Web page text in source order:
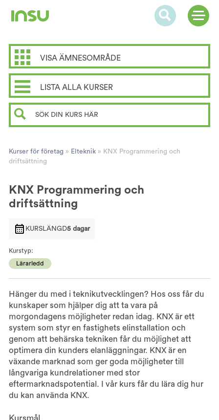
VISA ÄMNESOMRÅDE
LISTA ALLA KURSER
Kurser för företag » Elteknik» KNX Programmering och
driftsättning
KNX Programmering och
driftsättning
Kurstyp:
Lärarledd
KURSLÄNGD5 dagar
Hänger du med i teknikutvecklingen? Hos oss får du
kunskaper som hjälper dig att ta vara på
morgondagens möjligheter redan idag. KNX är ett
system som styr en fastighets elinstallation och
genom att behärska tekniken får du möjlighet att
optimera din kunders elanläggningar. KNX är en
växande marknad som ger goda möjligheter till
långvariga kundrelationer med stor
eftermarknadspotential. I vår kurs får du lära dig hur
du kan använda KNX.
Kursmål